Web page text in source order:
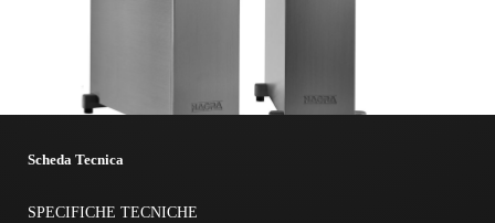
Scheda Tecnica
SPECIFICHE TECNICHE